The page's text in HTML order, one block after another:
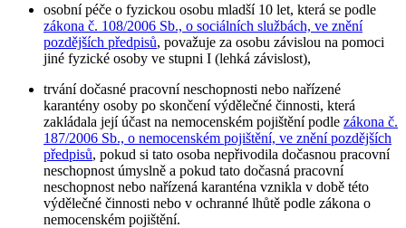
osobní péče o fyzickou osobu mladší 10 let, která se podle
zákona č. 108/2006 Sb., o sociálních službách, ve znění
pozdějších předpisů, považuje za osobu závislou na pomoci
jiné fyzické osoby ve stupni I (lehká závislost),
trvání dočasné pracovní neschopnosti nebo nařízené
karantény osoby po skončení výdělečné činnosti, která
zakládala její účast na nemocenském pojištění podle zákona č.
187/2006 Sb., o nemocenském pojištění, ve znění pozdějších
předpisů, pokud si tato osoba nepřivodila dočasnou pracovní
neschopnost úmyslně a pokud tato dočasná pracovní
neschopnost nebo nařízená karanténa vznikla v době této
výdělečné činnosti nebo v ochranné lhůtě podle zákona o
nemocenském pojištění.